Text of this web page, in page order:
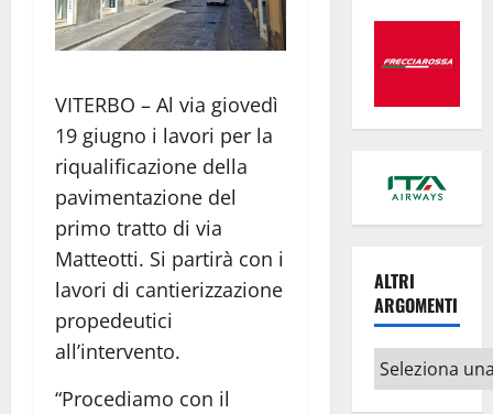
VITERBO – Al via giovedì
19 giugno i lavori per la
riqualificazione della
pavimentazione del
primo tratto di via
Matteotti. Si partirà con i
lavori di cantierizzazione
propedeutici
all’intervento.
“Procediamo con il
ALTRI
ARGOMENTI
Altri
argomenti